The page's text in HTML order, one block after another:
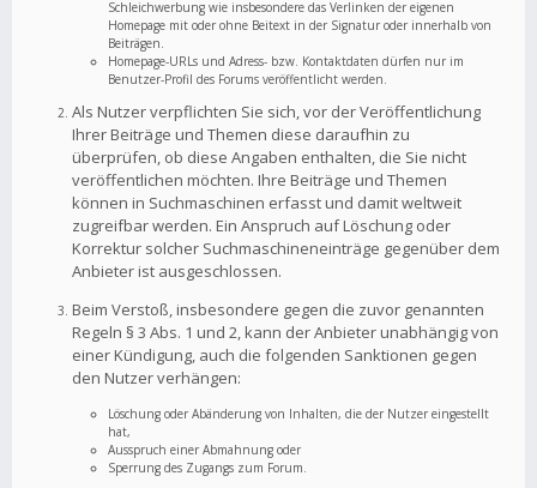
Schleichwerbung wie insbesondere das Verlinken der eigenen
Homepage mit oder ohne Beitext in der Signatur oder innerhalb von
Beiträgen.
Homepage-URLs und Adress- bzw. Kontaktdaten dürfen nur im
Benutzer-Profil des Forums veröffentlicht werden.
Als Nutzer verpflichten Sie sich, vor der Veröffentlichung
Ihrer Beiträge und Themen diese daraufhin zu
überprüfen, ob diese Angaben enthalten, die Sie nicht
veröffentlichen möchten. Ihre Beiträge und Themen
können in Suchmaschinen erfasst und damit weltweit
zugreifbar werden. Ein Anspruch auf Löschung oder
Korrektur solcher Suchmaschineneinträge gegenüber dem
Anbieter ist ausgeschlossen.
Beim Verstoß, insbesondere gegen die zuvor genannten
Regeln § 3 Abs. 1 und 2, kann der Anbieter unabhängig von
einer Kündigung, auch die folgenden Sanktionen gegen
den Nutzer verhängen:
Löschung oder Abänderung von Inhalten, die der Nutzer eingestellt
hat,
Ausspruch einer Abmahnung oder
Sperrung des Zugangs zum Forum.